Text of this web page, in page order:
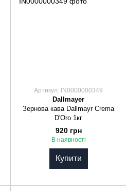
Артикул: IN0000000349
Dallmayer
Зернова кава Dallmayr Crema
D'Oro 1кг
920 грн
В наявності
Купити